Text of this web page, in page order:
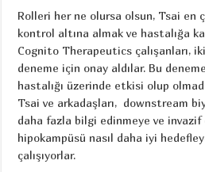
Rolleri her ne olursa olsun, Tsai en
kontrol altına almak ve hastalığa
Cognito Therapeutics çalışanları,
deneme için onay aldılar. Bu
hastalığı üzerinde etkisi olup
Tsai ve arkadaşları, downstream
daha fazla bilgi edinmeye ve
hipokampüsü nasıl daha iyi
çalışıyorlar.